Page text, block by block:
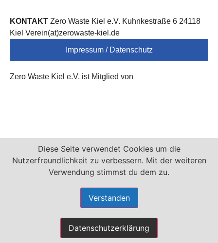
KONTAKT Zero Waste Kiel e.V. Kuhnkestraße 6 24118
Kiel Verein(at)zerowaste-kiel.de
Impressum / Datenschutz
Zero Waste Kiel e.V. ist Mitglied von
Diese Seite verwendet Cookies um die
Nutzerfreundlichkeit zu verbessern. Mit der weiteren
Verwendung stimmst du dem zu.
Verstanden
Datenschutzerklärung